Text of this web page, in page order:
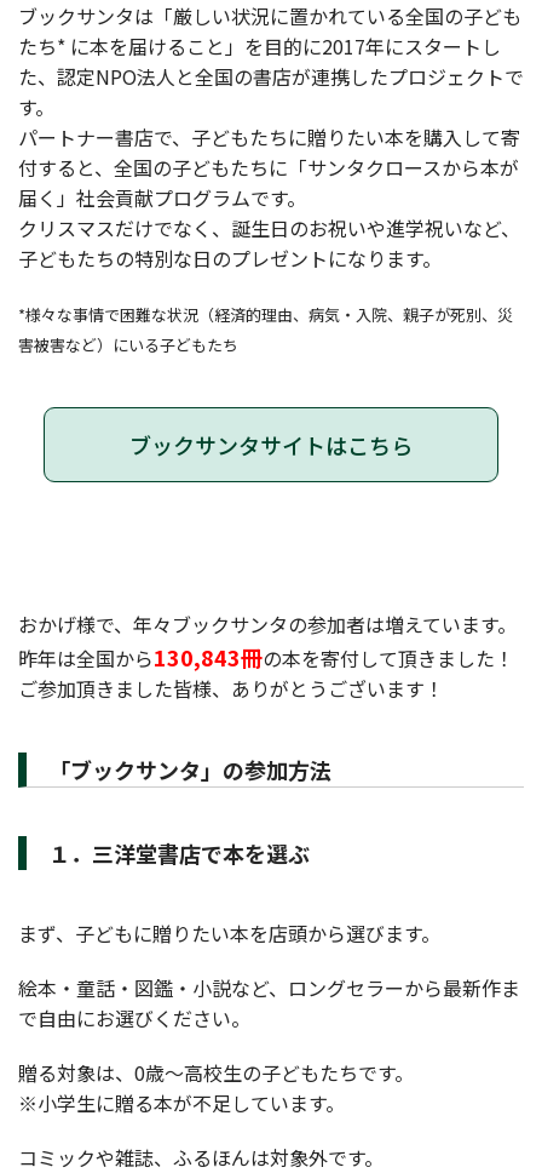
ブックサンタは「厳しい状況に置かれている全国の子ども
たち* に本を届けること」を目的に2017年にスタートし
た、認定NPO法人と全国の書店が連携したプロジェクトで
す。
パートナー書店で、子どもたちに贈りたい本を購入して寄
付すると、全国の子どもたちに「サンタクロースから本が
届く」社会貢献プログラムです。
クリスマスだけでなく、誕生日のお祝いや進学祝いなど、
子どもたちの特別な日のプレゼントになります。
*様々な事情で困難な状況（経済的理由、病気・入院、親子が死別、災
害被害など）にいる子どもたち
ブックサンタサイトはこちら
おかげ様で、年々ブックサンタの参加者は増えています。
昨年は全国から130,843冊の本を寄付して頂きました！
ご参加頂きました皆様、ありがとうございます！
「ブックサンタ」の参加方法
１．三洋堂書店で本を選ぶ
まず、子どもに贈りたい本を店頭から選びます。
絵本・童話・図鑑・小説など、ロングセラーから最新作ま
で自由にお選びください。
贈る対象は、0歳〜高校生の子どもたちです。
※小学生に贈る本が不足しています。
コミックや雑誌、ふるほんは対象外です。